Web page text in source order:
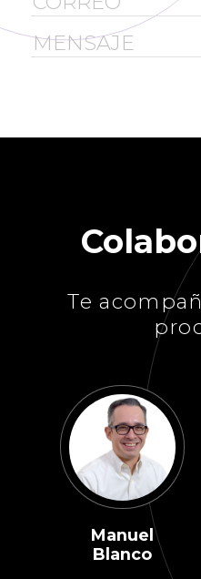
Te
Manuel
Blanco